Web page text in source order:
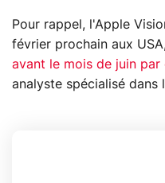
Pour rappel, l'Apple
février prochain aux
avant le mois de juin par
analyste spécialisé dans